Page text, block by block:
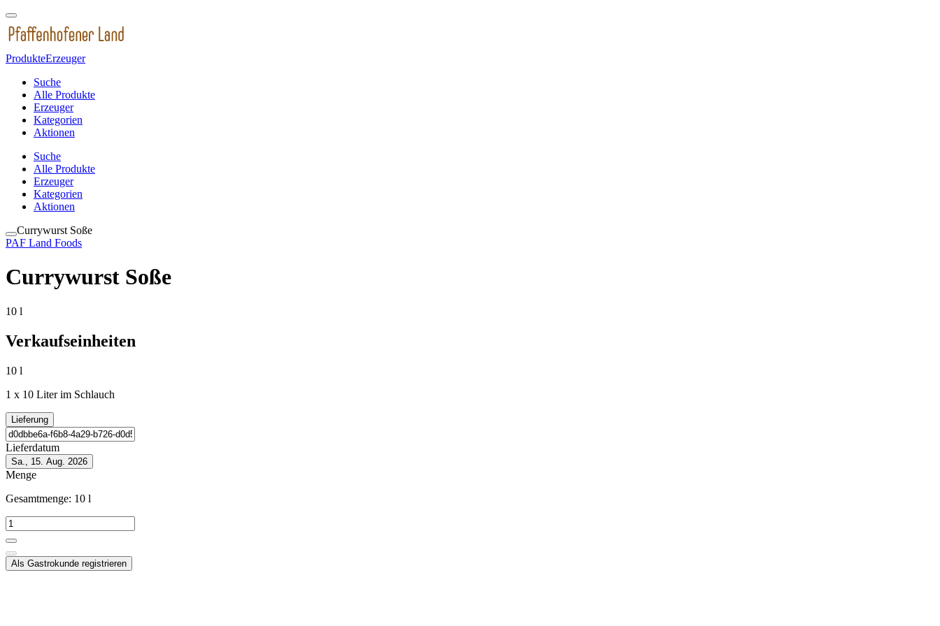
ProdukteErzeuger
Suche
Alle Produkte
Erzeuger
Kategorien
Aktionen
Suche
Alle Produkte
Erzeuger
Kategorien
Aktionen
Currywurst Soße
PAF Land Foods
Currywurst Soße
10 l
Verkaufseinheiten
10 l
1 x 10 Liter im Schlauch
Lieferung
Lieferdatum
Sa., 15. Aug. 2026
Menge
Gesamtmenge: 10 l
Als Gastrokunde registrieren